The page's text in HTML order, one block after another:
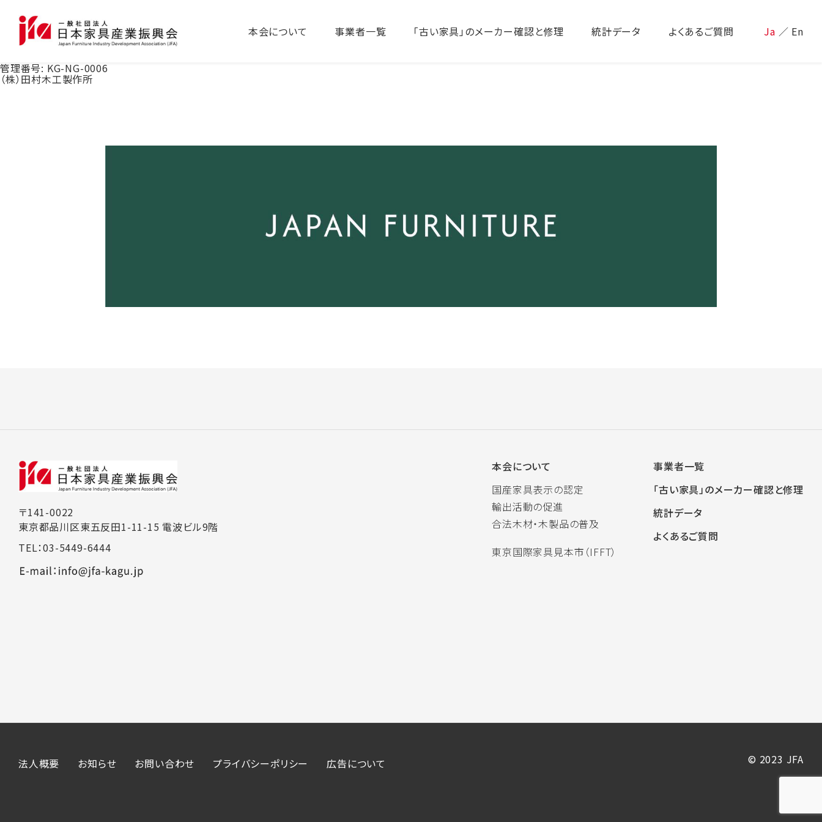
本会について 事業者一覧 「古い家具」のメーカー確認と修理 統計データ よくあるご質問 Ja ／ En
管理番号: KG-NG-0006
（株）田村木工製作所
〒141-0022
東京都品川区東五反田1-11-15 電波ビル9階
TEL：03-5449-6444
本会について
国産家具表示の認定
輸出活動の促進
合法木材・木製品の普及
東京国際家具見本市（IFFT）
事業者一覧
「古い家具」のメーカー確認と修理
統計データ
よくあるご質問
法人概要 お知らせ お問い合わせ プライバシーポリシー 広告について © 2023 JFA